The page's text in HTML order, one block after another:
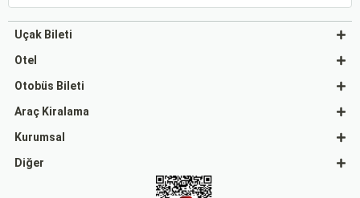
Uçak Bileti
Otel
Otobüs Bileti
Araç Kiralama
Kurumsal
Diğer